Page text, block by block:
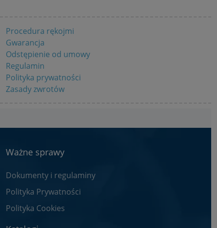
Procedura rękojmi
Gwarancja
Odstępienie od umowy
Regulamin
Polityka prywatności
Zasady zwrotów
Ważne sprawy
Dokumenty i regulaminy
Polityka Prywatności
Polityka Cookies